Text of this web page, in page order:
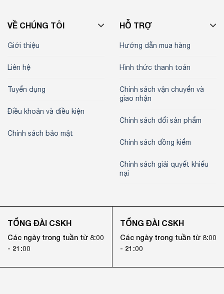
VỀ CHÚNG TÔI
Giới thiệu
Liên hệ
Tuyển dụng
Điều khoản và điều kiện
Chính sách bảo mật
HỖ TRỢ
Hướng dẫn mua hàng
Hình thức thanh toán
Chính sách vận chuyển và
giao nhận
Chính sách đổi sản phẩm
Chính sách đồng kiểm
Chính sách giải quyết khiếu
nại
TỔNG ĐÀI CSKH
Các ngày trong tuần từ 8:00
- 21:00
TỔNG ĐÀI CSKH
Các ngày trong tuần từ 8:00
- 21:00